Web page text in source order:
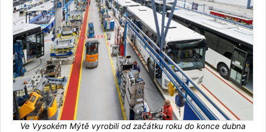
Ve Vysokém Mýtě vyrobili od začátku roku do konce dubna